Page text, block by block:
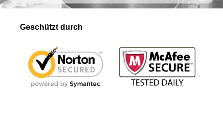
Geschützt durch